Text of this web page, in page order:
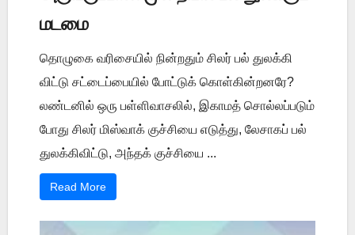
மடமை
தொழுகை வரிசையில் நின்றதும் சிலர் பல் துலக்கி
விட்டு சட்டைப்பையில் போட்டுக் கொள்கின்றனரே?
லண்டனில் ஒரு பள்ளிவாசலில், இகாமத் சொல்லப்படும்
போது சிலர் மிஸ்வாக் குச்சியை எடுத்து, லேசாகப் பல்
துலக்கிவிட்டு, அந்தக் குச்சியை ...
Read More